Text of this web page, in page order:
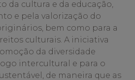
da cultura e da educação,
e pela valorização do
bem como para a
culturais. A iniciativa
da diversidade
intercultural e para o
de maneira que as